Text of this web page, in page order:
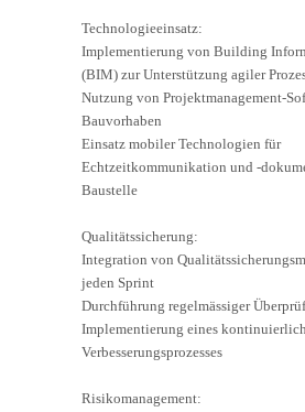
Technologieeinsatz:
Implementierung von Building
(BIM) zur Unterstützung agiler
Nutzung von Projektmanagement-
Bauvorhaben
Einsatz mobiler Technologien für
Echtzeitkommunikation und -
Baustelle
Qualitätssicherung:
Integration von
jeden Sprint
Durchführung regelmässiger
Implementierung eines
Verbesserungsprozesses
Risikomanagement: